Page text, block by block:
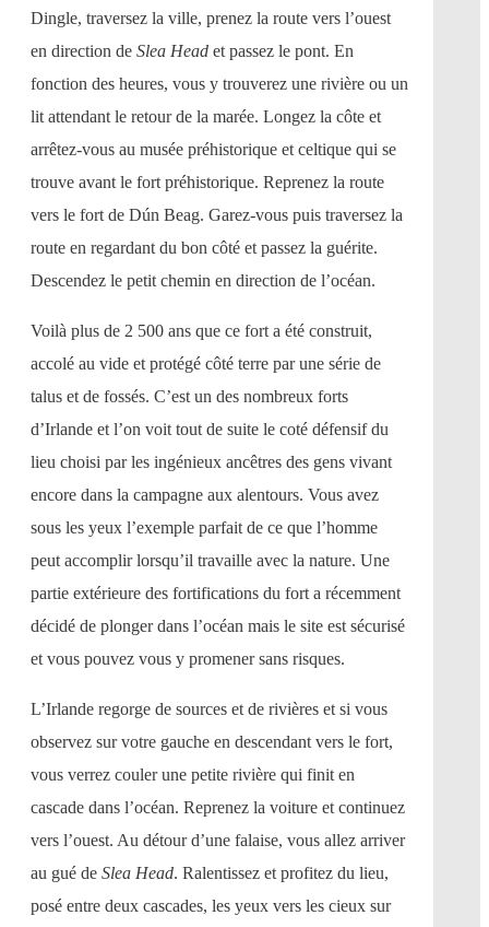
Dingle, traversez la ville, prenez la route vers l’ouest
en direction de Slea Head et passez le pont. En
fonction des heures, vous y trouverez une rivière ou un
lit attendant le retour de la marée. Longez la côte et
arrêtez-vous au musée préhistorique et celtique qui se
trouve avant le fort préhistorique. Reprenez la route
vers le fort de Dún Beag. Garez-vous puis traversez la
route en regardant du bon côté et passez la guérite.
Descendez le petit chemin en direction de l’océan.
Voilà plus de 2 500 ans que ce fort a été construit,
accolé au vide et protégé côté terre par une série de
talus et de fossés. C’est un des nombreux forts
d’Irlande et l’on voit tout de suite le coté défensif du
lieu choisi par les ingénieux ancêtres des gens vivant
encore dans la campagne aux alentours. Vous avez
sous les yeux l’exemple parfait de ce que l’homme
peut accomplir lorsqu’il travaille avec la nature. Une
partie extérieure des fortifications du fort a récemment
décidé de plonger dans l’océan mais le site est sécurisé
et vous pouvez vous y promener sans risques.
L’Irlande regorge de sources et de rivières et si vous
observez sur votre gauche en descendant vers le fort,
vous verrez couler une petite rivière qui finit en
cascade dans l’océan. Reprenez la voiture et continuez
vers l’ouest. Au détour d’une falaise, vous allez arriver
au gué de Slea Head. Ralentissez et profitez du lieu,
posé entre deux cascades, les yeux vers les cieux sur